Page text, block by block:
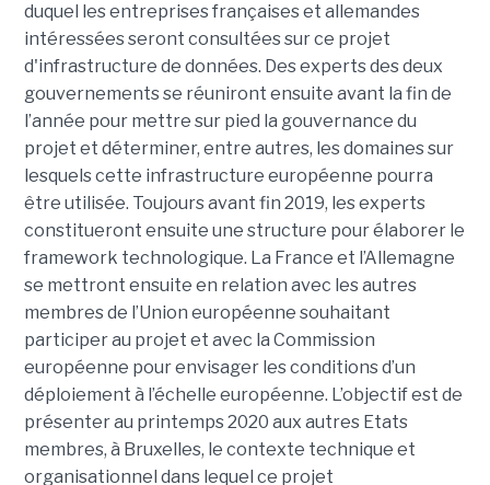
duquel les entreprises françaises et allemandes
intéressées seront consultées sur ce projet
d'infrastructure de données. Des experts des deux
gouvernements se réuniront ensuite avant la fin de
l’année pour mettre sur pied la gouvernance du
projet et déterminer, entre autres, les domaines sur
lesquels cette infrastructure européenne pourra
être utilisée. Toujours avant fin 2019, les experts
constitueront ensuite une structure pour élaborer le
framework technologique. La France et l’Allemagne
se mettront ensuite en relation avec les autres
membres de l’Union européenne souhaitant
participer au projet et avec la Commission
européenne pour envisager les conditions d’un
déploiement à l’échelle européenne. L’objectif est de
présenter au printemps 2020 aux autres Etats
membres, à Bruxelles, le contexte technique et
organisationnel dans lequel ce projet